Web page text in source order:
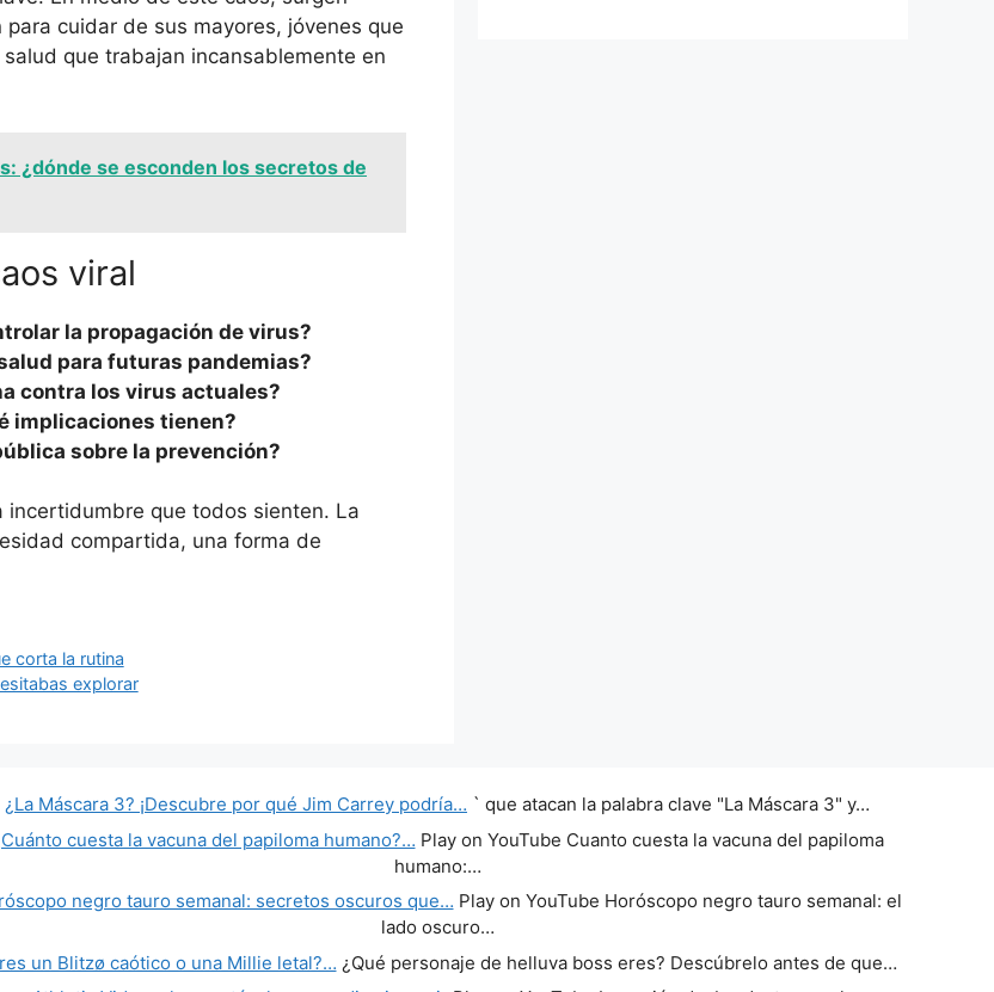
cuidar de sus mayores, jóvenes que
que trabajan incansablemente en
¿dónde se esconden los secretos de
viral
la propagación de virus?
para futuras pandemias?
contra los virus actuales?
implicaciones tienen?
sobre la prevención?
incertidumbre que todos sienten. La
compartida, una forma de
corta la rutina
explorar
¿La Máscara 3? ¡Descubre por qué Jim Carrey podría… ` que atacan la palabra clave "La Máscara 3" y…
cuesta la vacuna del papiloma humano?… Play on YouTube Cuanto cuesta la vacuna del papiloma
humano:…
negro tauro semanal: secretos oscuros que… Play on YouTube Horóscopo negro tauro semanal: el
lado oscuro…
un Blitzø caótico o una Millie letal?… ¿Qué personaje de helluva boss eres? Descúbrelo antes de que…